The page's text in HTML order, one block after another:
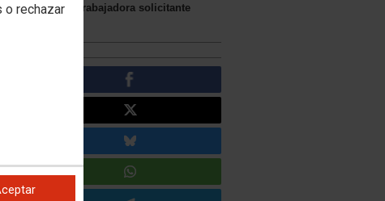
o rechazar
y la persona trabajadora solicitante